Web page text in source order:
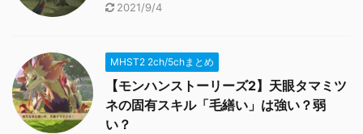
2021/9/4
MHST2 2ch/5chまとめ
【モンハンストーリーズ2】天眼タマミツ
ネの固有スキル「毛繕い」は強い？弱
い？